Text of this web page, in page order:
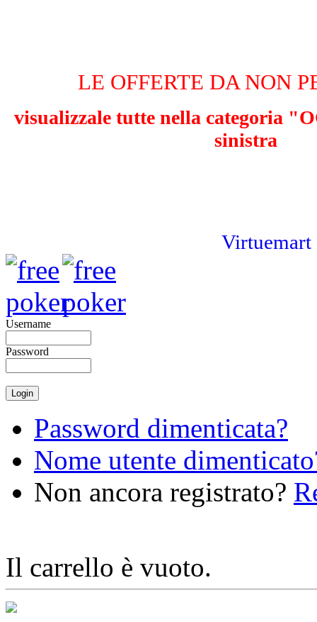
LE OFFERTE DA NON
visualizzale tutte nella categoria
sinistra
Virtuemart
Username
Password
Password dimenticata?
Nome utente
Non ancora registrato?
Il carrello è vuoto.